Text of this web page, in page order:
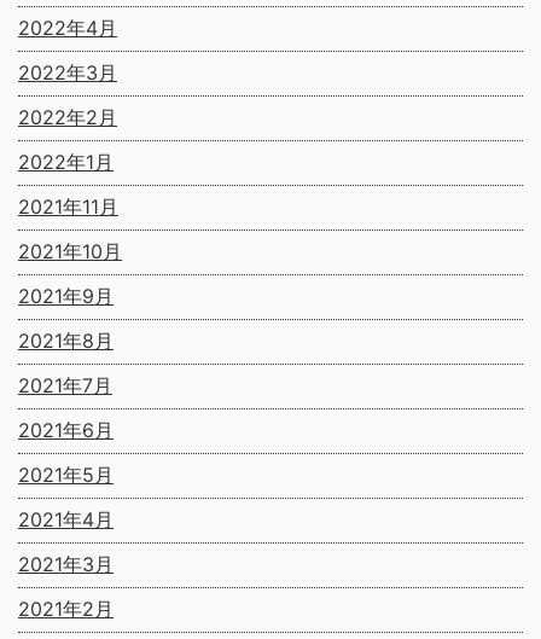
2022年4月
2022年3月
2022年2月
2022年1月
2021年11月
2021年10月
2021年9月
2021年8月
2021年7月
2021年6月
2021年5月
2021年4月
2021年3月
2021年2月